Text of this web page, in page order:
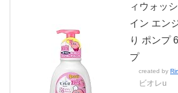
ィウォッ
イン エン
り ポンプ
プ
created by
ビオレu